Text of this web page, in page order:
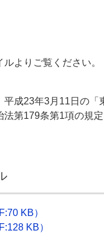
よりご覧ください。
平成23年3月11日の
法第179条第1項の規
KB）
KB）